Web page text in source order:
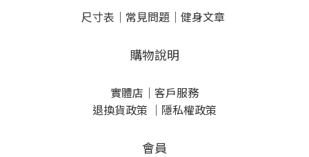
尺寸表 ｜ 常見問題 ｜ 健身文章
購物說明
實體店 ｜ 客戶服務
退換貨政策 ｜ 隱私權政策
會員